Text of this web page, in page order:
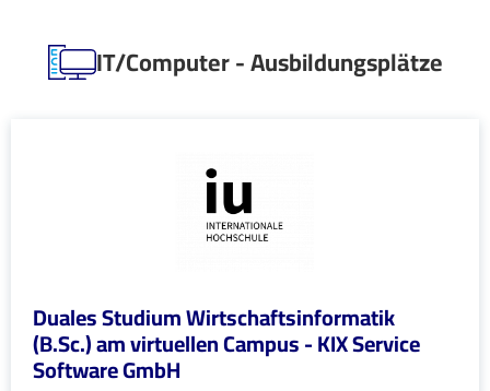
IT/Computer - Ausbildungsplätze
Duales Studium Wirtschaftsinformatik
(B.Sc.) am virtuellen Campus - KIX Service
Software GmbH